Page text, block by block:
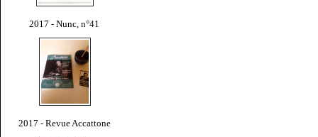
2017 - Nunc, n°41
2017 - Revue Accattone